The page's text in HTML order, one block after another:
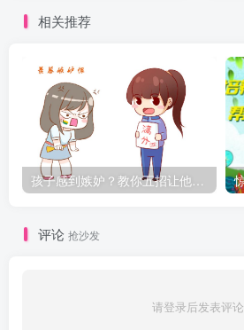
相关推荐
孩子感到嫉妒？教你五招让他们找到自信与快乐
评论 抢沙发
请登录后发表评论